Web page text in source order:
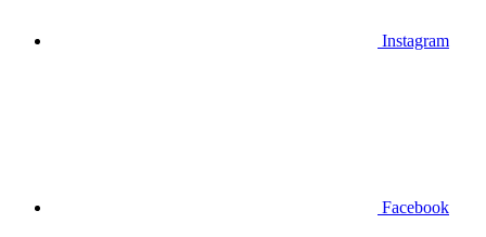
Instagram
Facebook